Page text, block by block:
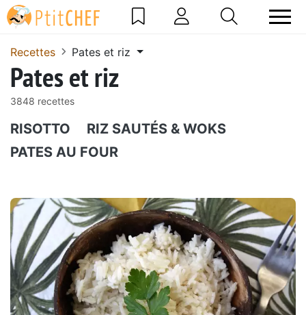
Recettes Pates et riz
Pates et riz
3848 recettes
RISOTTO
RIZ SAUTÉS & WOKS
PATES AU FOUR